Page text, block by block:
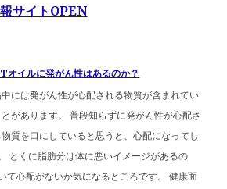
サイトOPEN
オイルに発がん性はあるのか？
には発がん性が心配される物質が含まれてい
とがあります。 普段知らずに発がん性が心配さ
質を口にしていると思うと、心配になってし
とくに脂肪分は体に悪いイメージがあるの
て心配がないか気になるところです。 健康面